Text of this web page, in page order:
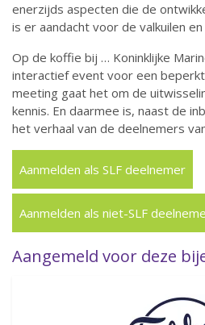
enerzijds aspecten die de
is er aandacht voor de valkuilen
Op de koffie bij … Koninklijke
interactief event voor een
meeting gaat het om de
kennis. En daarmee is, naast de
het verhaal van de deelnemers
Aanmelden als SLF deelnemer
Aanmelden als niet-SLF
Aangemeld voor deze